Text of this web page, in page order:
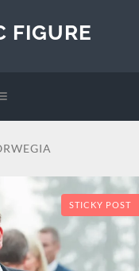
FIGURE
STICKY POST